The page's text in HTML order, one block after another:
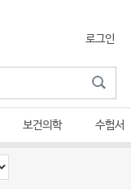
로그인
보건의학 수험서